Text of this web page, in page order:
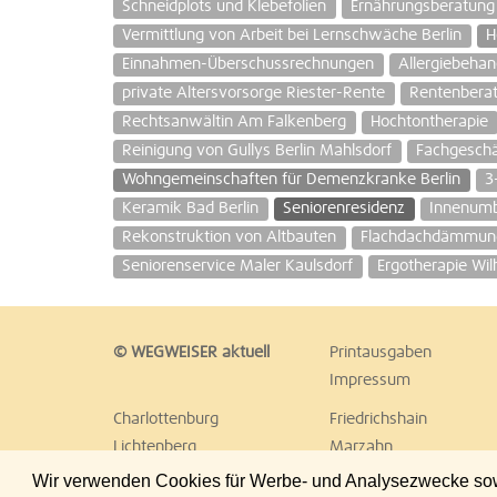
Wir verwenden Cookies für Werbe- und Analysezwecke
Schneidplots und Klebefolien
Vermittlung von Arbeit bei Lernschwäche Berlin
Einnahmen-Überschussrechnungen
private Altersvorsorge Riester-Rente
Rechtsanwältin Am Falkenberg
Hochtontherapie
Reinigung von Gullys Berlin Mahlsdorf
Wohngemeinschaften für Demenzkranke Berlin
Keramik Bad Berlin
Seniorenresidenz
Rekonstruktion von Altbauten
Seniorenservice Maler Kaulsdorf
Ergotherapie
© WEGWEISER aktuell Printausgaben
Impressum
Charlottenburg Friedrichshain
Lichtenberg
Marzahn
Reinickendorf
Schöneberg